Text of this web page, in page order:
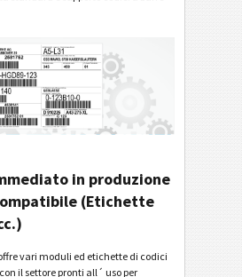
in produzione
(Etichette
vari moduli ed etichette di codici
il settore pronti all´ uso per